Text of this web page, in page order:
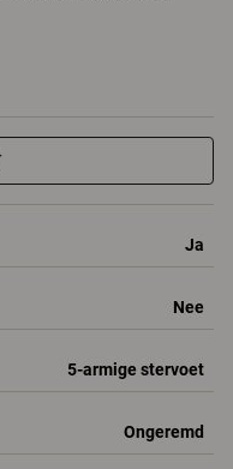
Ja
Nee
5-armige stervoet
Ongeremd